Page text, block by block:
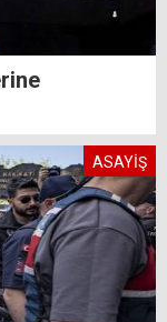
ASAYİŞ